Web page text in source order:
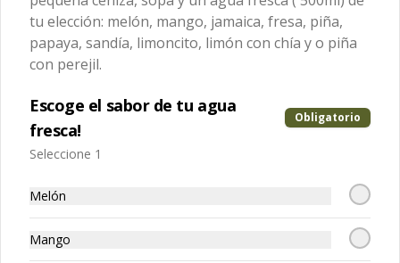
Paquete 8 - sándwich suizo
Media orden de sándwich suizo, una
agua fresca (500ml) de tu elección:
melón, mango, jamaica, fresa, piña,
papaya, sandía, limoncito, limón con
chía y o piña con perejil.
$227.00
tu elección: melón, mango, jamaica, fresa, piña,
papaya, sandía, limoncito, limón con chía y o piña
con perejil.
Escoge el sabor de tu agua
fresca!
Obligatorio
Seleccione 1
Melón
Mango